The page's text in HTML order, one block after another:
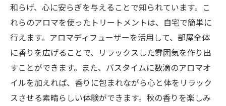
和らげ、心に安らぎを与えることで知られています。こ
れらのアロマを使ったトリートメントは、自宅で簡単に
行えます。アロマディフューザーを活用して、部屋全体
に香りを広げることで、リラックスした雰囲気を作り出
すことができます。また、バスタイムに数滴のアロマオ
イルを加えれば、香りに包まれながら心と体をリラック
スさせる素晴らしい体験ができます。秋の香りを楽しみ